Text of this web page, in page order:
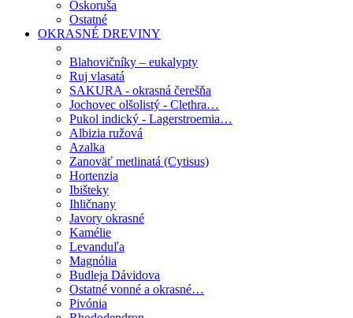
Oskoruša
Ostatné
OKRASNÉ DREVINY
Blahovičníky – eukalypty
Ruj vlasatá
SAKURA - okrasná čerešňa
Jochovec olšolistý - Clethra…
Pukol indický - Lagerstroemia…
Albizia ružová
Azalka
Zanoväť metlinatá (Cytisus)
Hortenzia
Ibišteky
Ihličnany
Javory okrasné
Kamélie
Levanduľa
Magnólia
Budleja Dávidova
Ostatné vonné a okrasné…
Pivónia